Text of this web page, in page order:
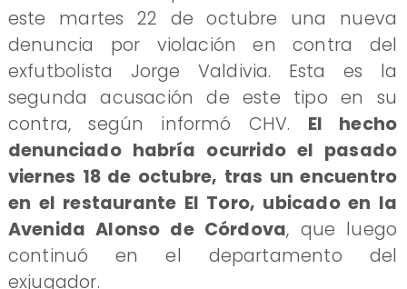
este martes 22 de octubre una nueva
denuncia por violación en contra del
exfutbolista Jorge Valdivia. Esta es la
segunda acusación de este tipo en su
contra, según informó CHV. El hecho
denunciado habría ocurrido el pasado
viernes 18 de octubre, tras un encuentro
en el restaurante El Toro, ubicado en la
Avenida Alonso de Córdova, que luego
continuó en el departamento del
exjugador.